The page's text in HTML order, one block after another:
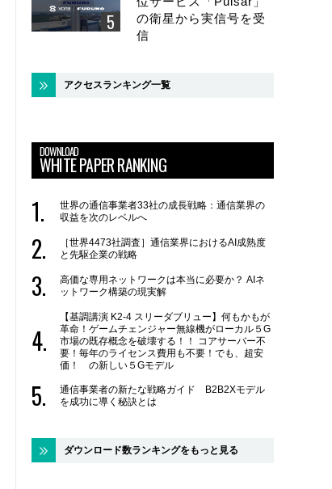
の衛星から実信号を受
信
アクセスランキング一覧
DOWNLOAD
WHITE PAPER RANKING
世界の通信事業者33社の成長戦略：通信業界の
収益を次のレベルへ
［世界4473社調査］通信業界におけるAI成熟度
と先駆企業の戦略
高価な専用ネットワークは本当に必要か？ AIネ
ットワーク構築の現実解
【基調講演 K2-4 スリーダブリュー】何もかもが
革命！ゲームチェンジャー無線機がローカル５G
市場の既存概念を破壊する！！ コアサーバー不
要！毎年のライセンス費用も不要！でも、超安
価！ の新しい５Gモデル
通信事業者の新たな戦略ガイド B2B2Xモデル
を成功に導く秘訣とは
ダウンロード数ランキングをもっと見る